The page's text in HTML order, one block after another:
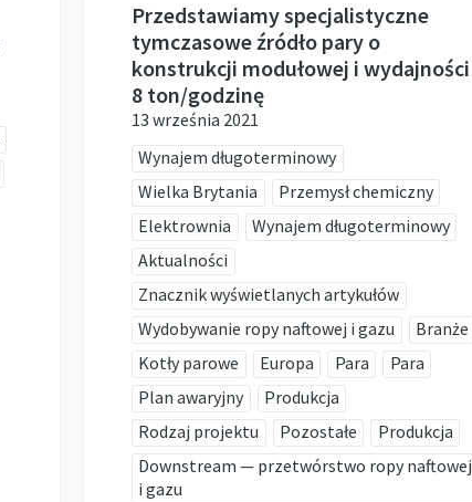
Przedstawiamy specjalistyczne
tymczasowe źródło pary o
konstrukcji modułowej i wydajności
8 ton/godzinę
13 września 2021
Wynajem długoterminowy
Wielka Brytania
Przemysł chemiczny
Elektrownia
Wynajem długoterminowy
Aktualności
Znacznik wyświetlanych artykułów
Wydobywanie ropy naftowej i gazu
Branże
Kotły parowe
Europa Para
Para
Plan awaryjny
Produkcja
Rodzaj projektu
Pozostałe
Produkcja
Downstream — przetwórstwo ropy naftowej
i gazu